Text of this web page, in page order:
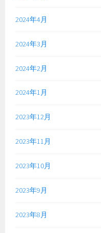
2024年4月
2024年3月
2024年2月
2024年1月
2023年12月
2023年11月
2023年10月
2023年9月
2023年8月